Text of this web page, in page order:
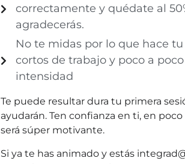
correctamente y quédate al
agradecerás.
No te midas por lo que hace
cortos de trabajo y poco a
intensidad
Te puede resultar dura tu primera
ayudarán. Ten confianza en ti, en
será súper motivante.
Si ya te has animado y estás